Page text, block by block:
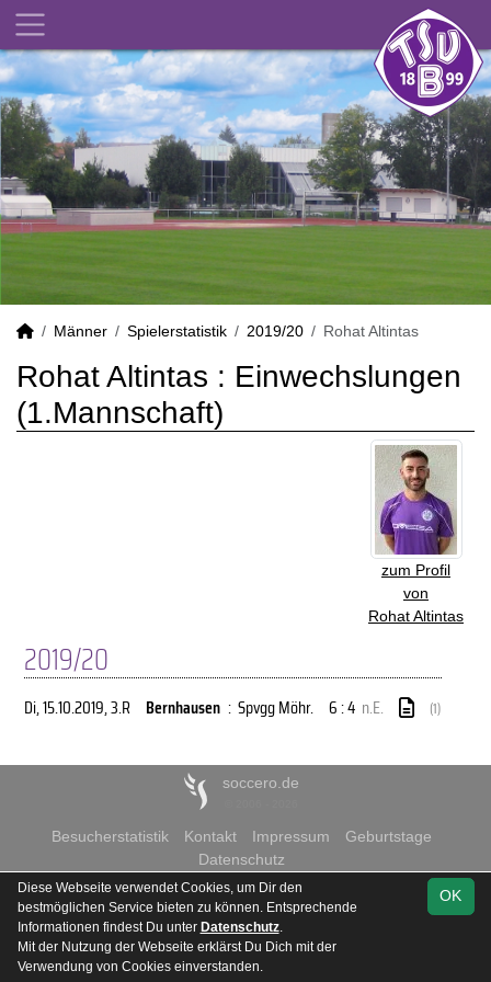
Männer Spielerstatistik 2019/20 Rohat Altintas
Rohat Altintas : Einwechslungen
(1.Mannschaft)
zum Profil
von
Rohat Altintas
2019/20
Di, 15.10.2019, 3.R Bernhausen : Spvgg Möhr. 6 : 4 n.E. (1)
soccero.de
Besucherstatistik Kontakt Impressum
Geburtstage
Datenschutz
OK
Diese Webseite verwendet Cookies, um Dir den
bestmöglichen Service bieten zu können. Entsprechende
Informationen findest Du unter Datenschutz.
Mit der Nutzung der Webseite erklärst Du Dich mit der
Verwendung von Cookies einverstanden.